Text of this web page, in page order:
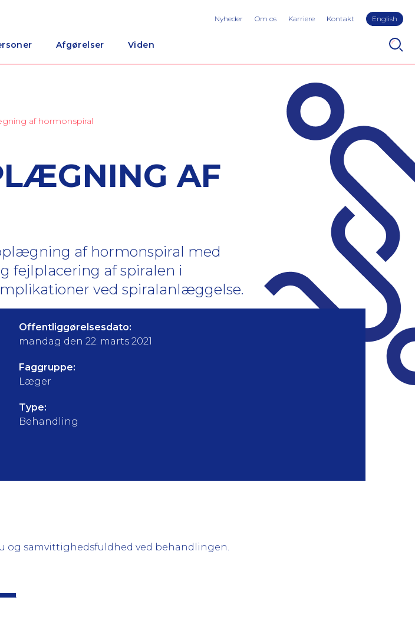
Afgørelser Viden
Nyheder Om os Karriere Kontakt English
af hormonspiral
AF
af hormonspiral med
fejlplacering af spiralen i
ved spiralanlæggelse.
Offentliggørelsesdato:
mandag den 22. marts 2021
Faggruppe:
Læger
Type:
Behandling
og samvittighedsfuldhed ved behandlingen.
.